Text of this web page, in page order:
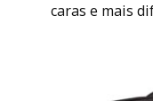
caras e mais